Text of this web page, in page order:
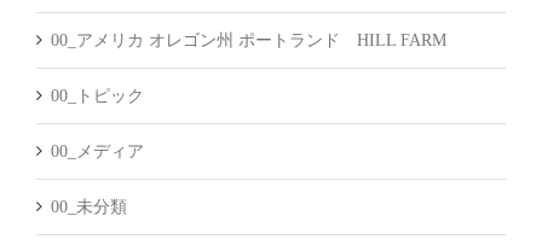
00_アメリカ オレゴン州 ポートランド HILL FARM
00_トピック
00_メディア
00_未分類